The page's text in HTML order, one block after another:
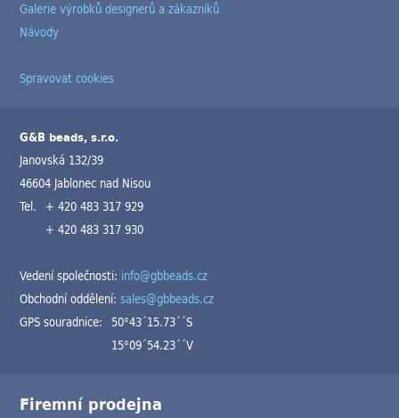
Galerie výrobků designerů a zákazníků
Návody
Spravovat cookies
G&B beads, s.r.o.
Janovská 132/39
46604 Jablonec nad Nisou
Tel. + 420 483 317 929
+ 420 483 317 930
Vedení společnosti: info@gbbeads.cz
Obchodní oddělení:sales@gbbeads.cz
GPS souradnice: 50°43´15.73´´S
15°09´54.23´´V
Firemní prodejna